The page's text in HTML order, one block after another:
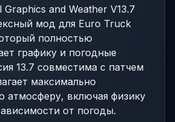
Graphics and Weather V13.7
мод для Euro Truck
полностью
графику и погодные
13.7 совместима с патчем
максимально
атмосферу, включая физику
от погоды.